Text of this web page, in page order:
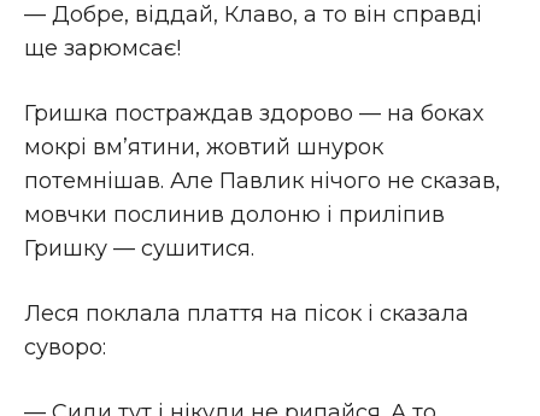
— Добре, віддай, Клаво, а то він справді
ще зарюмсає!
Гришка постраждав здорово — на боках
мокрі вм’ятини, жовтий шнурок
потемнішав. Але Павлик нічого не сказав,
мовчки послинив долоню і приліпив
Гришку — сушитися.
Леся поклала плаття на пісок і сказала
суворо: